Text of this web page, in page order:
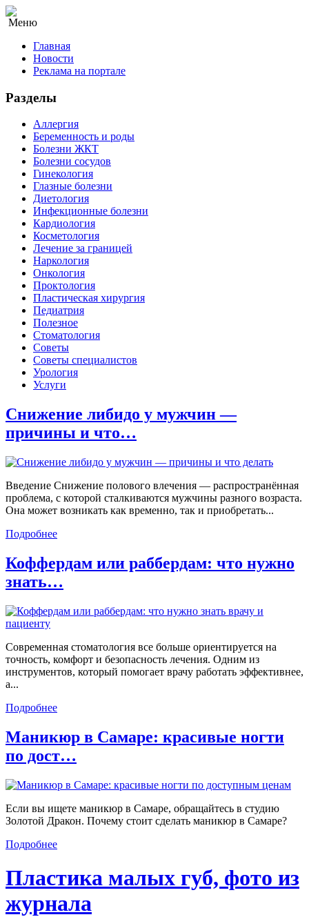
Меню
Главная
Новости
Реклама на портале
Разделы
Аллергия
Беременность и роды
Болезни ЖКТ
Болезни сосудов
Гинекология
Глазные болезни
Диетология
Инфекционные болезни
Кардиология
Косметология
Лечение за границей
Наркология
Онкология
Проктология
Пластическая хирургия
Педиатрия
Полезное
Стоматология
Советы
Советы специалистов
Урология
Услуги
Снижение либидо у мужчин —
причины и что…
Введение Снижение полового влечения — распространённая
проблема, с которой сталкиваются мужчины разного возраста.
Она может возникать как временно, так и приобретать...
Подробнее
Коффердам или раббердам: что нужно
знать…
Современная стоматология все больше ориентируется на
точность, комфорт и безопасность лечения. Одним из
инструментов, который помогает врачу работать эффективнее,
а...
Подробнее
Маникюр в Самаре: красивые ногти
по дост…
Если вы ищете маникюр в Самаре, обращайтесь в студию
Золотой Дракон. Почему стоит сделать маникюр в Самаре?
Подробнее
Пластика малых губ, фото из
журнала